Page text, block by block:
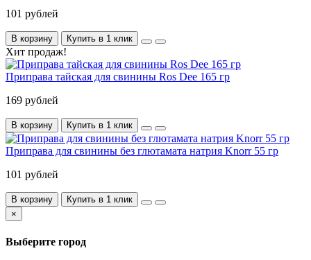
101 рублей
В корзину Купить в 1 клик
Хит продаж!
Приправа тайская для свинины Ros Dee 165 гр
169 рублей
В корзину Купить в 1 клик
Приправа для свинины без глютамата натрия Knorr 55 гр
101 рублей
В корзину
Купить в 1 клик
×
Выберите город